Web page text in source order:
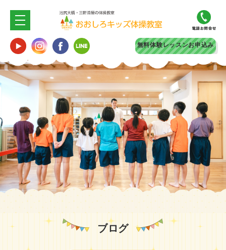
無料体験レッスンお申込み
ブログ